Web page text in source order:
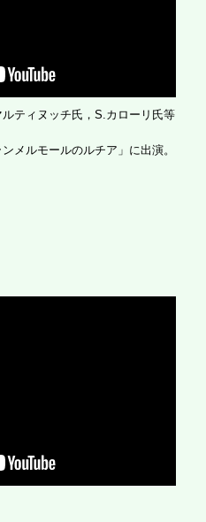
ティヌッチ氏，S.カローリ氏等
メルモールのルチア」に出演。